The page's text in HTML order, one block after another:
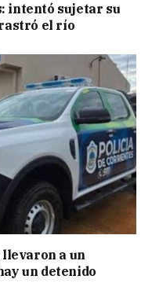
intentó sujetar su
el río
a un
un detenido